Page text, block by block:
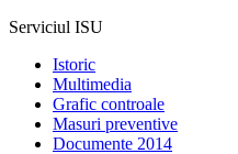
Serviciul ISU
Istoric
Multimedia
Grafic controale
Masuri preventive
Documente 2014